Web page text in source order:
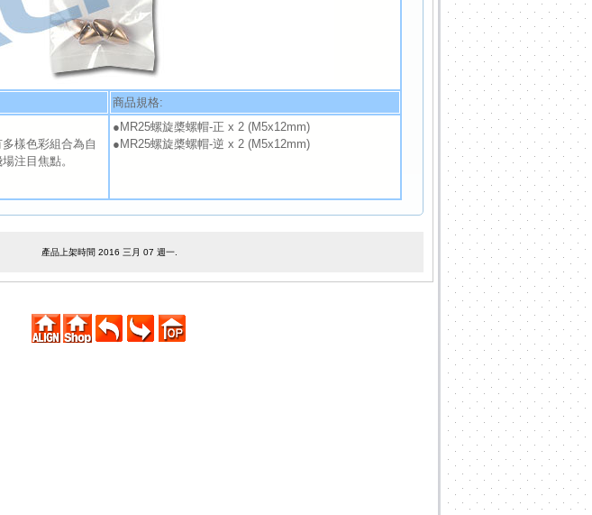
商品規格:
樣色彩組合為自
注目焦點。
●MR25螺旋槳螺帽-正 x 2 (M5x12mm)
●MR25螺旋槳螺帽-逆 x 2 (M5x12mm)
產品上架時間 2016 三月 07 週一.